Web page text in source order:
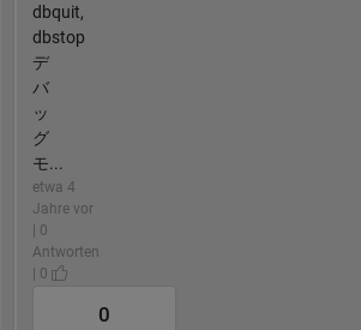
dbquit,
dbstop
デ
バ
ッ
グ
モ...
etwa 4
Jahre vor
| 0
Antworten
| 0
0